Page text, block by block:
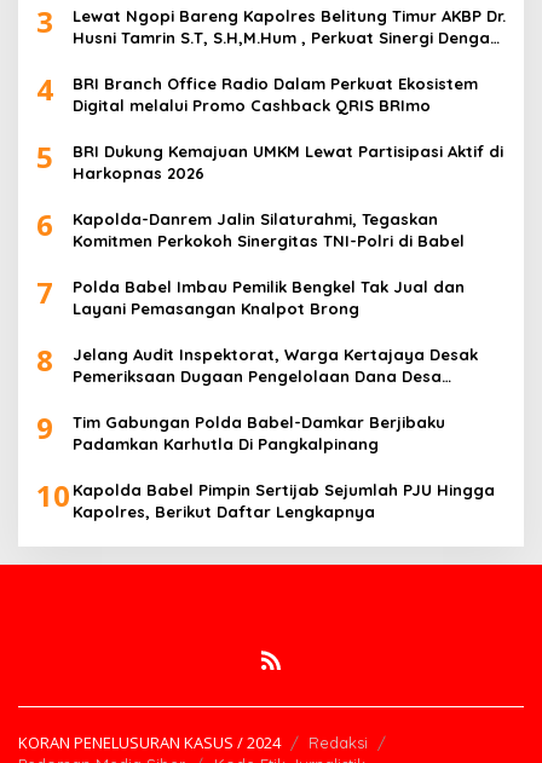
3
Lewat Ngopi Bareng Kapolres Belitung Timur AKBP Dr.
Husni Tamrin S.T, S.H,M.Hum , Perkuat Sinergi Dengan
4
BRI Branch Office Radio Dalam Perkuat Ekosistem
Digital melalui Promo Cashback QRIS BRImo
5
BRI Dukung Kemajuan UMKM Lewat Partisipasi Aktif di
Harkopnas 2026
6
Kapolda-Danrem Jalin Silaturahmi, Tegaskan
Komitmen Perkokoh Sinergitas TNI-Polri di Babel
7
Polda Babel Imbau Pemilik Bengkel Tak Jual dan
Layani Pemasangan Knalpot Brong
8
Jelang Audit Inspektorat, Warga Kertajaya Desak
Pemeriksaan Dugaan Pengelolaan Dana Desa
9
Tim Gabungan Polda Babel-Damkar Berjibaku
Padamkan Karhutla Di Pangkalpinang
10 Kapolda Babel Pimpin Sertijab Sejumlah PJU Hingga
Kapolres, Berikut Daftar Lengkapnya
KORAN PENELUSURAN KASUS / 2024
Redaksi